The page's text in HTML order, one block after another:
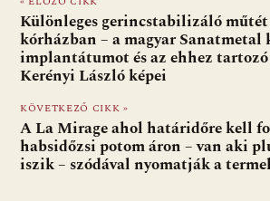
b
o
o
k
s
A
p
p
di
t
l
Különleges gerincstabilizáló műtét
kórházban – a magyar Sanatmetal
implantátumot és az ehhez tartozó
Kerényi László képei
KÖVETKEZŐ CIKK »
A La Mirage ahol határidőre kell
habsidőzsi potom áron – van aki
iszik – szódával nyomatják a